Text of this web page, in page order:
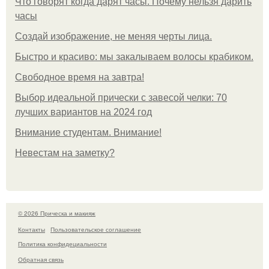
часы
Создай изображение, не меняя черты лица.
Быстро и красиво: мы закалываем волосы крабиком.
Свободное время на завтра!
Выбор идеальной прически с завесой челки: 70
лучших вариантов на 2024 год
Внимание студентам. Внимание!
Невестам на заметку?
© 2026 Прическа и макияж
Контакты
Пользовательское соглашение
Политика конфидециальности
Обратная связь